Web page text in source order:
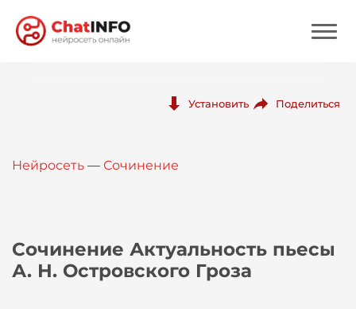
Вход
Установить Поделиться
Нейросеть — Сочинение
Сочинение Актуальность пьесы
А. Н. Островского Гроза